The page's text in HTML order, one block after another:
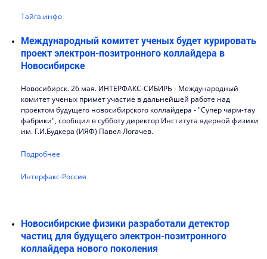
Тайга.инфо
Международный комитет ученых будет курировать
проект электрон-позитронного коллайдера в
Новосибирске
Новосибирск. 26 мая. ИНТЕРФАКС-СИБИРЬ - Международный
комитет ученых примет участие в дальнейшей работе над
проектом будущего новосибирского коллайдера - "Супер чарм-тау
фабрики", сообщил в субботу директор Института ядерной физики
им. Г.И.Будкера (ИЯФ) Павел Логачев.
Подробнее
Интерфакс-Россия
Новосибирские физики разработали детектор
частиц для будущего электрон-позитронного
коллайдера нового поколения